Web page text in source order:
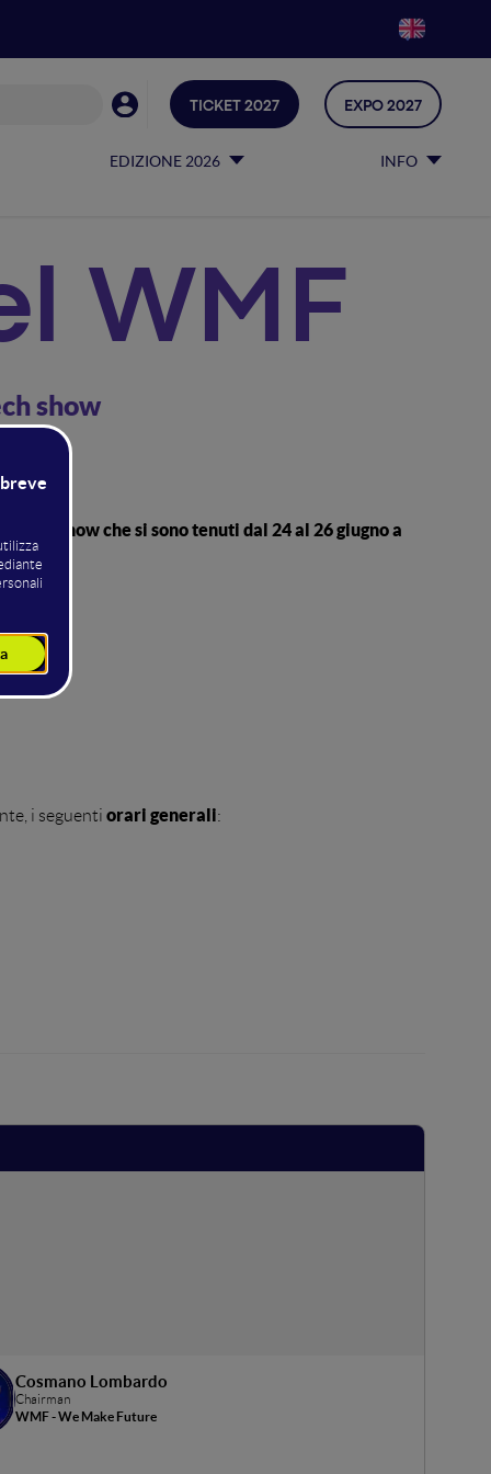
EDIZIONE 2026 INFO
TICKET 2027 EXPO 2027
WMF
show
show che si sono tenuti dal 24 al 26 giugno a
i seguenti orari generali:
Cosmano Lombardo
Chairman
WMF - We Make Future